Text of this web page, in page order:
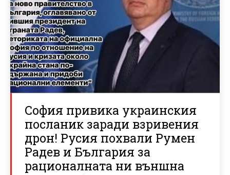
София привика украинския
посланик заради взривения
дрон! Русия похвали Румен
Радев и България за
рационалната ни външна